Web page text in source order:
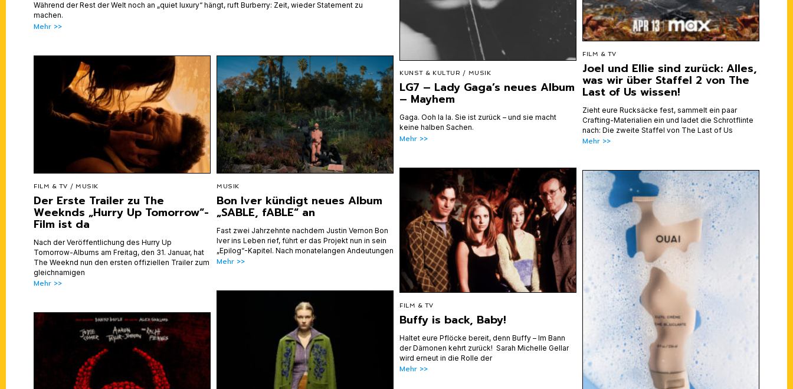
Während der Rest der Welt noch an „quiet luxury“ hängt, ruft Burberry: Zeit, wieder Statement zu
machen.
Mehr >>
FILM & TV
Joel und Ellie sind zurück: Alles,
was wir über Staffel 2 von The
Last of Us wissen!
Zieht eure Rucksäcke fest, sammelt ein paar
Crafting-Materialien ein und ladet die Schrotflinte
nach: Die zweite Staffel von The Last of Us
Mehr >>
KUNST & KULTUR / MUSIK
LG7 – Lady Gaga’s neues Album
– Mayhem
Gaga. Ooh la la. Sie ist zurück – und sie macht
keine halben Sachen.
Mehr >>
FILM & TV / MUSIK
Der Erste Trailer zu The
Weeknds „Hurry Up Tomorrow“-
Film ist da
Nach der Veröffentlichung des Hurry Up
Tomorrow-Albums am Freitag, den 31. Januar, hat
The Weeknd nun den ersten offiziellen Trailer zum
gleichnamigen
Mehr >>
MUSIK
Bon Iver kündigt neues Album
„SABLE, fABLE“ an
Fast zwei Jahrzehnte nachdem Justin Vernon Bon
Iver ins Leben rief, führt er das Projekt nun in sein
„Epilog“-Kapitel. Nach monatelangen Andeutungen
Mehr >>
FILM & TV
Buffy is back, Baby!
Haltet eure Pflöcke bereit, denn Buffy – Im Bann
der Dämonen kehrt zurück! Sarah Michelle Gellar
wird erneut in die Rolle der
Mehr >>